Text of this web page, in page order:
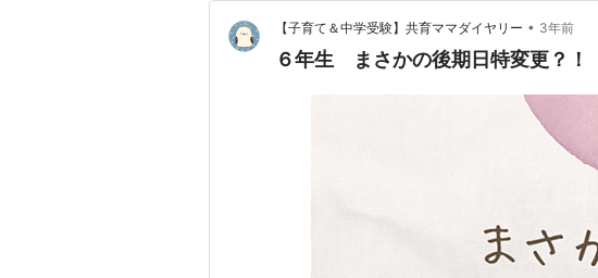
【子育て＆中学受験】共育ママダイヤリー • 3年前
６年生 まさかの後期日特変更？！